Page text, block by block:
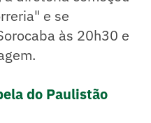
e se
às 20h30 e
do Paulistão